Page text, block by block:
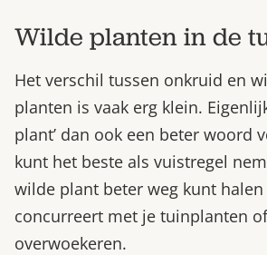
Wilde planten in de
Het verschil tussen onkruid en
planten is vaak erg klein.
plant’ dan ook een beter woord
kunt het beste als vuistregel
wilde plant beter weg kunt
concurreert met je tuinplanten
overwoekeren.